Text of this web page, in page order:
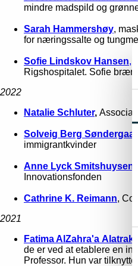
mindre madspild og
Sarah Hammershøy,
for næringssalte og
Sofie Lindskov Hansen,
Rigshospitalet. Sofie
2022
Natalie Schluter,
Solveig Berg
immigrantkvinder
Anne Lyck Smitshuysen
Innovationsfonden
Cathrine K. Reimann,
2021
FatimaAlZahra'a
de er ved at etablere en
Professor. Hun var